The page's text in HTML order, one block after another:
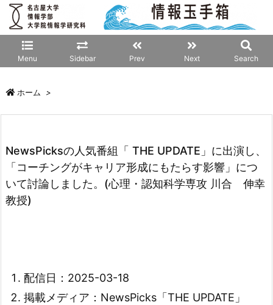
Menu Sidebar Prev Next Search
ホーム >
NewsPicksの人気番組「 THE UPDATE」に出演し、
「コーチングがキャリア形成にもたらす影響」につ
いて討論しました。(心理・認知科学専攻 川合 伸幸
教授)
配信日：2025-03-18
掲載メディア：NewsPicks「THE UPDATE」